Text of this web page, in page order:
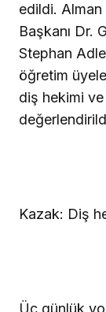
edildi.
Başkanı Dr.
Stephan
öğretim
diş hekimi
Kazak: Diş
Üç günlük